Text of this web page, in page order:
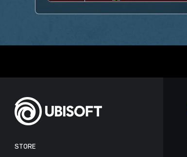
STORE